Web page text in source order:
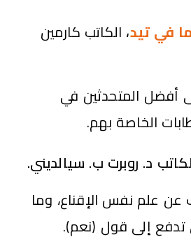
في تيد، الكاتب كارمين
أفضل المتحدثين في
الخاصة بهم.
د. روبرت ب. سيالديني.
عن علم نفس الإقناع، وما
تدفع إلى قول (نعم).